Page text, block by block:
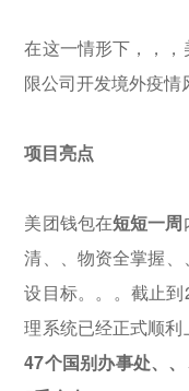
在这一情形下，，
限公司开发境外疫情
项目亮点
美团钱包在短短一周
清、、物资全掌握
设目标。。。截止到
理系统已经正式顺
47个国别办事处、、